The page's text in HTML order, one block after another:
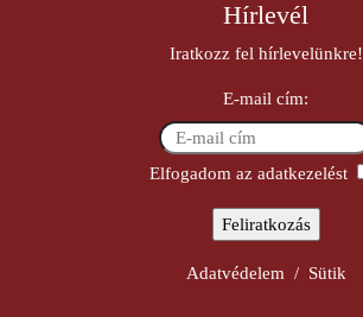
Hírlevél
Iratkozz fel hírlevelünkre!
E-mail cím:
Elfogadom az adatkezelést
Adatvédelem / Sütik